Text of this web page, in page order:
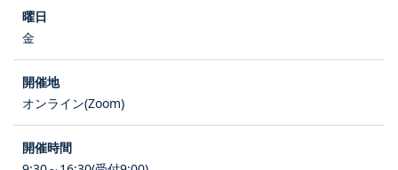
金
オンライン(Zoom)